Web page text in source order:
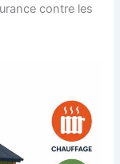
contre les